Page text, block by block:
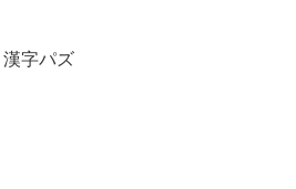
字パズ